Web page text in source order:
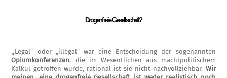
Drogenfreie Gesellschaft?
Legal“ oder „illegal“ war eine Entscheidung der sogenannten
Opiumkonferenzen, die im Wesentlichen aus machtpolitischem
Kalkül getroffen wurde, rational ist sie nicht nach­vollziehbar. Wir